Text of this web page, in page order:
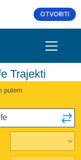
OTVORITI
Trajekti
putem